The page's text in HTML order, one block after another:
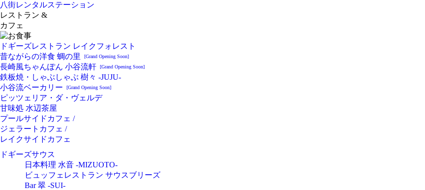
八街レンタルステーション
レストラン &
カフェ
ドギーズレストラン レイクフォレスト
昔ながらの洋食 蜩の里
[Grand Opening Soon]
長崎風ちゃんぽん 小谷流軒 [Grand Opening Soon]
鉄板焼・しゃぶしゃぶ 樹々 -JUJU-
小谷流ベーカリー
[Grand Opening Soon]
ピッツェリア・ダ・ヴェルデ
甘味処 水辺茶屋
プールサイドカフェ /
ジェラートカフェ /
レイクサイドカフェ
ドギーズサウス
日本料理 水音 -MIZUOTO-
ビュッフェレストラン サウスブリーズ
Bar 翠 -SUI-